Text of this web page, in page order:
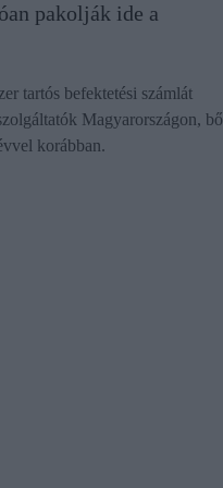
pakolják ide a
tartós befektetési számlát
Magyarországon, bő
korábban.